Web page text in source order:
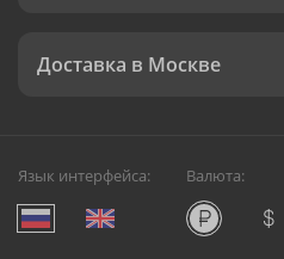
Доставка в Москве
Язык интерфейса: Валюта: